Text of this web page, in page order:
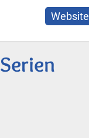
Website
Serien